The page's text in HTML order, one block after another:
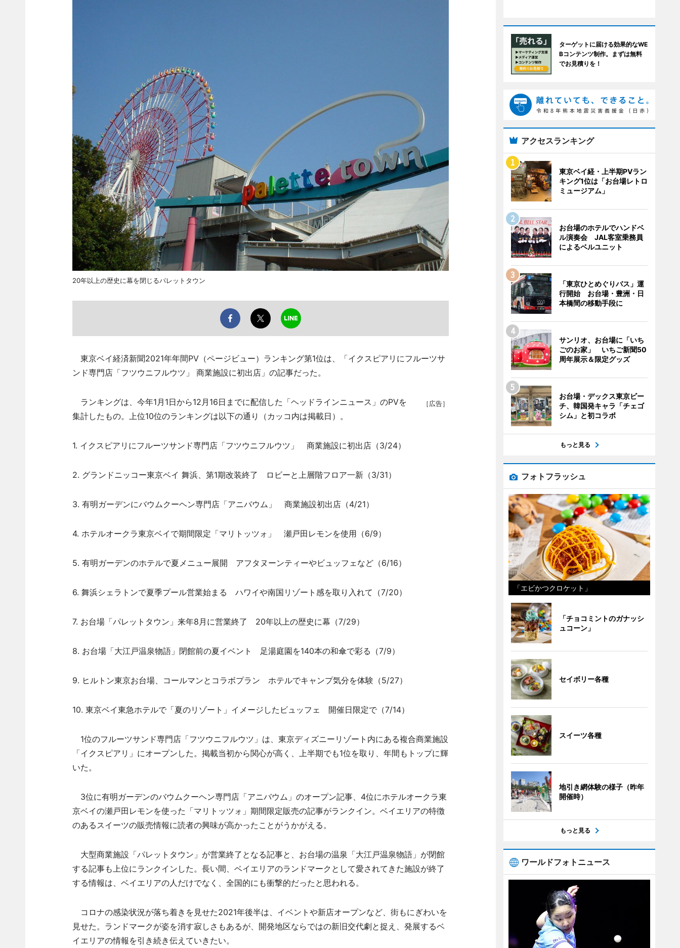
20年以上の歴史に幕を閉じるパレットタウン
東京ベイ経済新聞2021年年間PV（ページビュー）ランキング第1位は、「イクスピアリにフルーツサ
ンド専門店「フツウニフルウツ」 商業施設に初出店」の記事だった。
［広告］
ランキングは、今年1月1日から12月16日までに配信した「ヘッドラインニュース」のPVを
集計したもの。上位10位のランキングは以下の通り（カッコ内は掲載日）。
1. イクスピアリにフルーツサンド専門店「フツウニフルウツ」 商業施設に初出店（3/24）
2. グランドニッコー東京ベイ 舞浜、第1期改装終了 ロビーと上層階フロア一新（3/31）
3. 有明ガーデンにバウムクーヘン専門店「アニバウム」 商業施設初出店（4/21）
4. ホテルオークラ東京ベイで期間限定「マリトッツォ」 瀬戸田レモンを使用（6/9）
5. 有明ガーデンのホテルで夏メニュー展開 アフタヌーンティーやビュッフェなど（6/16）
6. 舞浜シェラトンで夏季プール営業始まる ハワイや南国リゾート感を取り入れて（7/20）
7. お台場「パレットタウン」来年8月に営業終了 20年以上の歴史に幕（7/29）
8. お台場「大江戸温泉物語」閉館前の夏イベント 足湯庭園を140本の和傘で彩る（7/9）
9. ヒルトン東京お台場、コールマンとコラボプラン ホテルでキャンプ気分を体験（5/27）
10. 東京ベイ東急ホテルで「夏のリゾート」イメージしたビュッフェ 開催日限定で（7/14）
1位のフルーツサンド専門店「フツウニフルウツ」は、東京ディズニーリゾート内にある複合商業施設
「イクスピアリ」にオープンした。掲載当初から関心が高く、上半期でも1位を取り、年間もトップに輝
いた。
3位に有明ガーデンのバウムクーヘン専門店「アニバウム」のオープン記事、4位にホテルオークラ東
京ベイの瀬戸田レモンを使った「マリトッツォ」期間限定販売の記事がランクイン。ベイエリアの特徴
のあるスイーツの販売情報に読者の興味が高かったことがうかがえる。
大型商業施設「パレットタウン」が営業終了となる記事と、お台場の温泉「大江戸温泉物語」が閉館
する記事も上位にランクインした。長い間、ベイエリアのランドマークとして愛されてきた施設が終了
する情報は、ベイエリアの人だけでなく、全国的にも衝撃的だったと思われる。
コロナの感染状況が落ち着きを見せた2021年後半は、イベントや新店オープンなど、街もにぎわいを
見せた。ランドマークが姿を消す寂しさもあるが、開発地区ならではの新旧交代劇と捉え、発展するベ
イエリアの情報を引き続き伝えていきたい。
ターゲットに届ける効果的なWE
Bコンテンツ制作。まずは無料
でお見積りを！
アクセスランキング
東京ベイ経・上半期PVラン
キング1位は「お台場レトロ
ミュージアム」
お台場のホテルでハンドベ
ル演奏会 JAL客室乗務員
によるベルユニット
「東京ひとめぐりバス」運
行開始 お台場・豊洲・日
本橋間の移動手段に
サンリオ、お台場に「いち
ごのお家」 いちご新聞50
周年展示＆限定グッズ
お台場・デックス東京ビー
チ、韓国発キャラ「チェゴ
シム」と初コラボ
もっと見る
フォトフラッシュ
「エビかつクロケット」
「チョコミントのガナッシ
ュコーン」
セイボリー各種
スイーツ各種
地引き網体験の様子（昨年
開催時）
もっと見る
ワールドフォトニュース